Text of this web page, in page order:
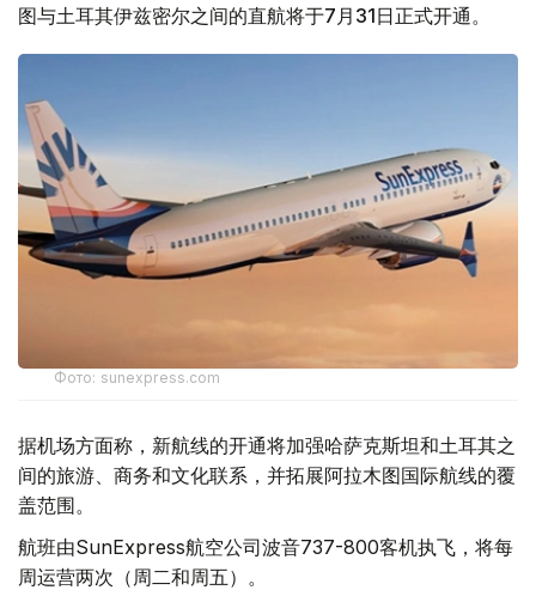
图与土耳其伊兹密尔之间的直航将于7月31日正式开通。
Фото: sunexpress.com
据机场方面称，新航线的开通将加强哈萨克斯坦和土耳其之
间的旅游、商务和文化联系，并拓展阿拉木图国际航线的覆
盖范围。
航班由SunExpress航空公司波音737-800客机执飞，将每
周运营两次（周二和周五）。